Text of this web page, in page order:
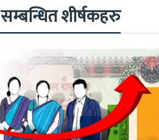
सम्बन्धित शीर्षकहरु